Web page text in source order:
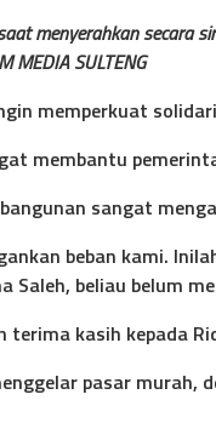
menyerahkan
MEDIA SULTENG
memperkuat
membantu
sangat
beban kami.
beliau belum
terima kasih kepada
pasar murah,